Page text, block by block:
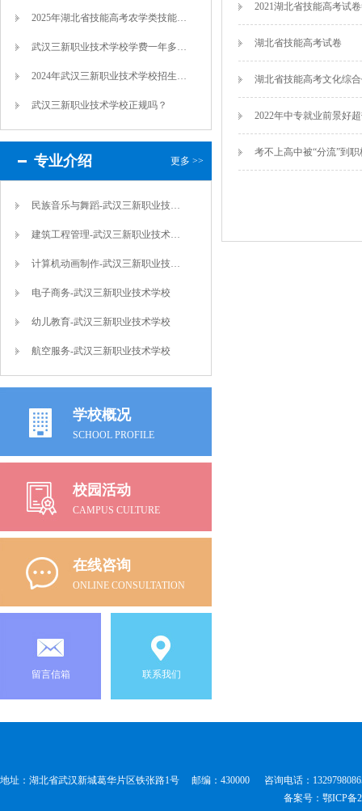
2025年湖北省技能高考农学类技能考试大...
武汉三新职业技术学校学费一年多少钱（报名...
2024年武汉三新职业技术学校招生简章
武汉三新职业技术学校正规吗？
专业介绍 更多 >>
民族音乐与舞蹈-武汉三新职业技术学校
建筑工程管理-武汉三新职业技术学校
计算机动画制作-武汉三新职业技术学校
电子商务-武汉三新职业技术学校
幼儿教育-武汉三新职业技术学校
航空服务-武汉三新职业技术学校
学校概况
SCHOOL PROFILE
校园活动
CAMPUS CULTURE
在线咨询
ONLINE CONSULTATION
留言信箱 联系我们
2021湖北省技能高考试
湖北省技能高考试卷
湖北省技能高考文化综
2022年中专就业前景好
考不上高中被“分流”到
地址：湖北省武汉新城葛华片区铁张路1号 邮编：430000 咨询电话：
备案号：鄂ICP备